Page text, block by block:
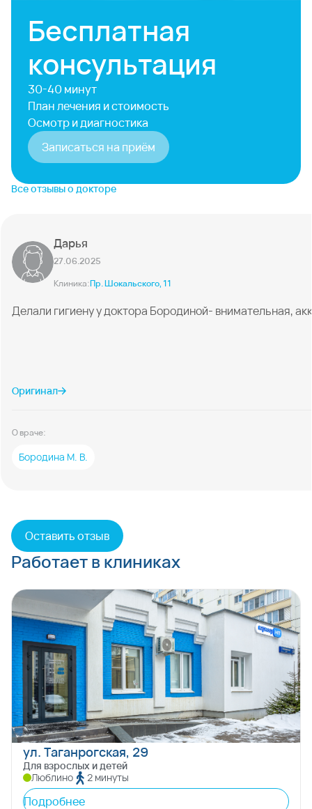
Бесплатная
консультация
30-40 минут
План лечения и стоимость
Осмотр и диагностика
Записаться на приём
Все отзывы о докторе
Дарья
27.06.2025
Клиника:Пр. Шокальского, 11
Делали гигиену у доктора Бородиной- внимательная,
Оригинал
О враче:
Бородина М. В.
Оставить отзыв
Работает в клиниках
ул. Таганрогская, 29
Для взрослых и детей
Люблино
2 минуты
Подробнее